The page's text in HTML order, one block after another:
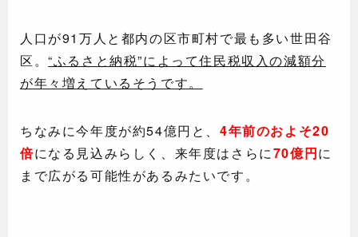
人口が91万人と都内の区市町村で最も多い世田谷
区。“ふるさと納税”によって住民税収入の減額分
が年々増えているそうです。
ちなみに今年度が約54億円と、 4年前のおよそ20
倍になる見込みらしく、来年度はさらに70億円に
まで広がる可能性があるみたいです。